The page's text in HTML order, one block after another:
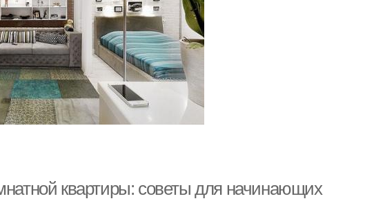
квартиры: советы для начинающих